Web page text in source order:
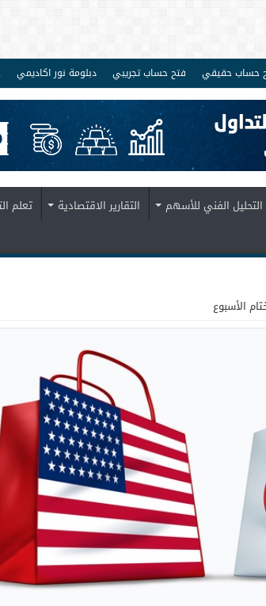
حساب حقيقي فتح حساب تجريبي دبلومة نور اكاديمي
التحليل الفني للأسهم التقارير الاقتصادية تعلم
الأسبوع